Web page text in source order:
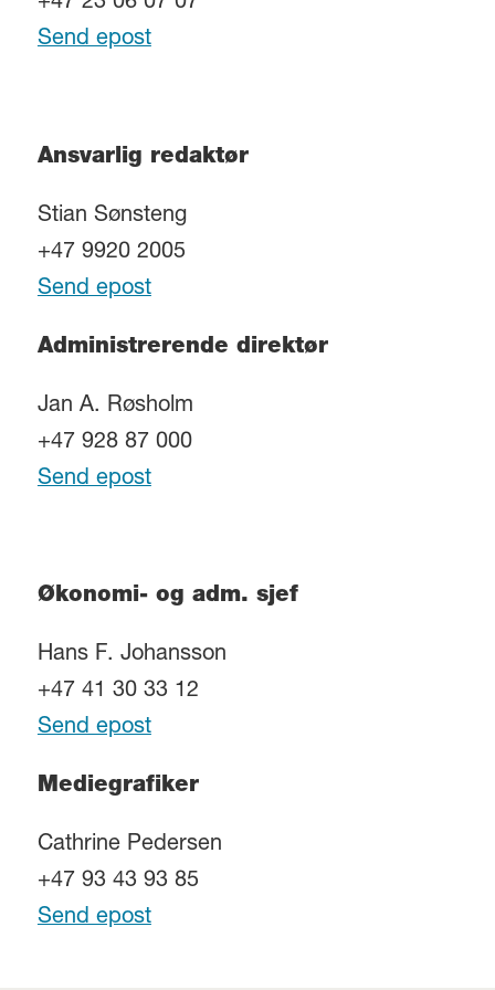
Send epost
Ansvarlig redaktør
Stian Sønsteng
+47 9920 2005
Send epost
Administrerende direktør
Jan A. Røsholm
+47 928 87 000
Send epost
Økonomi- og adm. sjef
Hans F. Johansson
+47 41 30 33 12
Send epost
Mediegrafiker
Cathrine Pedersen
+47 93 43 93 85
Send epost